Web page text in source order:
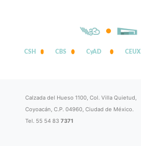
CSH CBS CyAD CEUX
Calzada del Hueso 1100, Col. Villa Quietud,
Coyoacán, C.P. 04960, Ciudad de México.
Tel. 55 54 837371